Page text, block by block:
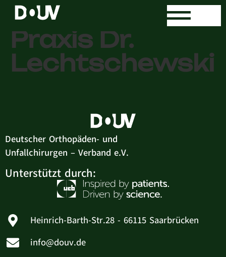
Orthopädische
Praxis Dr.
Lechtschewski
Deutscher Orthopäden- und
Unfallchirurgen – Verband e.V.
Unterstützt durch:
Heinrich-Barth-Str.28 - 66115 Saarbrücken
info@douv.de